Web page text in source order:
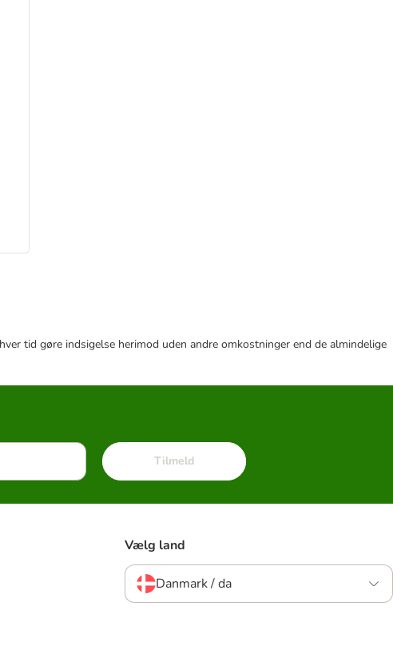
tid gøre indsigelse herimod uden andre omkostninger end de almindelige
Tilmeld
Vælg land
Danmark / da